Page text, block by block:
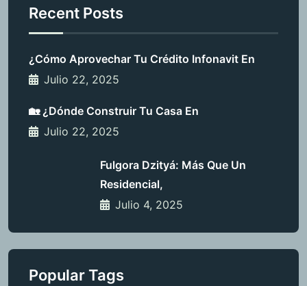
Recent Posts
¿Cómo Aprovechar Tu Crédito Infonavit En
Julio 22, 2025
🏡 ¿Dónde Construir Tu Casa En
Julio 22, 2025
Fulgora Dzityá: Más Que Un
Residencial,
Julio 4, 2025
Popular Tags